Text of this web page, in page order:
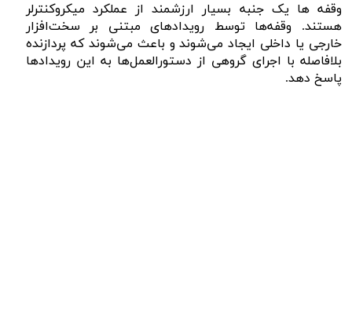
وقفه ها یک جنبه بسیار ارزشمند از عملکرد میکروکنترلر
هستند. وقفه‌ها توسط رویدادهای مبتنی بر سخت‌افزار
خارجی یا داخلی ایجاد می‌شوند و باعث می‌شوند که پردازنده
بلافاصله با اجرای گروهی از دستورالعمل‌ها به این رویدادها
پاسخ دهد.